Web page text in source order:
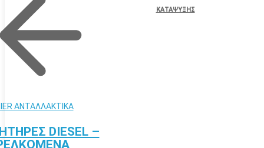
ΑΝΤΑΛΛΑΚΤΙΚΑ
DIESEL –
ΚΑΤΑΨΥΞΗΣ